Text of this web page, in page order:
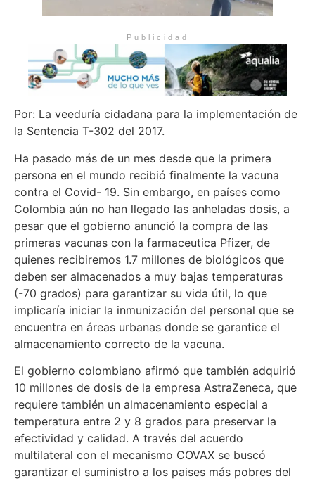
Publicidad
Por: La veeduría cidadana para la implementación de
la Sentencia T-302 del 2017.
Ha pasado más de un mes desde que la primera
persona en el mundo recibió finalmente la vacuna
contra el Covid- 19. Sin embargo, en países como
Colombia aún no han llegado las anheladas dosis, a
pesar que el gobierno anunció la compra de las
primeras vacunas con la farmaceutica Pfizer, de
quienes recibiremos 1.7 millones de biológicos que
deben ser almacenados a muy bajas temperaturas
(-70 grados) para garantizar su vida útil, lo que
implicaría iniciar la inmunización del personal que se
encuentra en áreas urbanas donde se garantice el
almacenamiento correcto de la vacuna.
El gobierno colombiano afirmó que también adquirió
10 millones de dosis de la empresa AstraZeneca, que
requiere también un almacenamiento especial a
temperatura entre 2 y 8 grados para preservar la
efectividad y calidad. A través del acuerdo
multilateral con el mecanismo COVAX se buscó
garantizar el suministro a los paises más pobres del